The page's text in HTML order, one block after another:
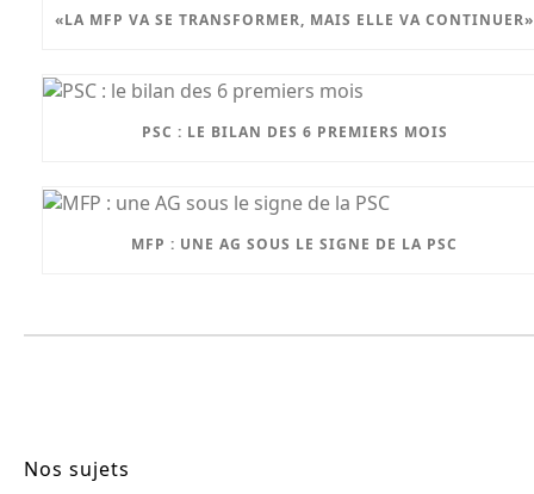
«LA MFP VA SE TRANSFORMER, MAIS ELLE VA CONTINUER»
PSC : LE BILAN DES 6 PREMIERS MOIS
MFP : UNE AG SOUS LE SIGNE DE LA PSC
Nos sujets